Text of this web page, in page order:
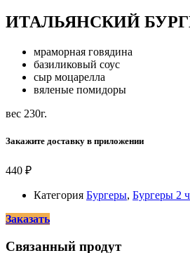
ИТАЛЬЯНСКИЙ
мраморная говядина
базиликовый соус
сыр моцарелла
вяленые помидоры
вес 230г.
Закажите доставку в приложении
440 ₽
Категория Бургеры, Бургеры 2
Заказать
Связанный продут